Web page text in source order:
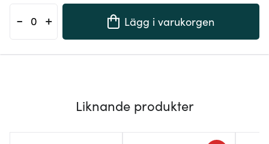
- + Lägg i varukorgen
Liknande produkter